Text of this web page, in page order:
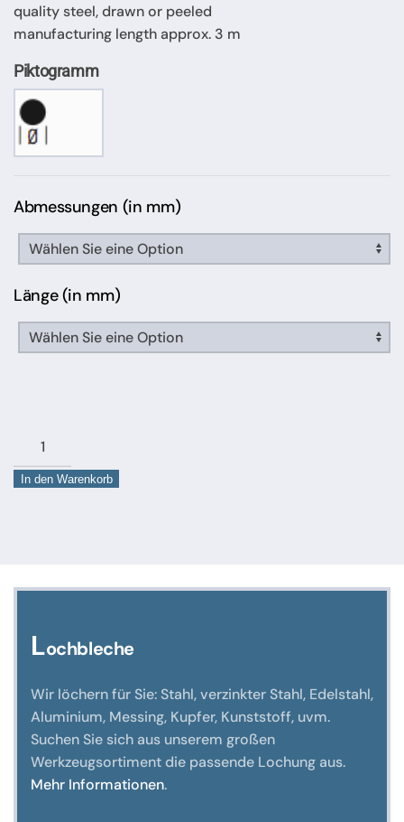
quality steel, drawn or peeled
manufacturing length approx. 3 m
Piktogramm
Abmessungen (in mm)
Länge (in mm)
Stahlrundstange
52In den Warenkorb
Lochbleche
Wir löchern für Sie: Stahl, verzinkter Stahl, Edelstahl,
Aluminium, Messing, Kupfer, Kunststoff, uvm.
Suchen Sie sich aus unserem großen
Werkzeugsortiment die passende Lochung aus.
Mehr Informationen.